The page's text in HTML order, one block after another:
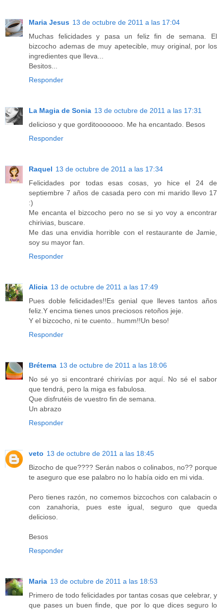
Maria Jesus 13 de octubre de 2011 a las 17:04
Muchas felicidades y pasa un feliz fin de semana. El
bizcocho ademas de muy apetecible, muy original, por los
ingredientes que lleva...
Besitos...
Responder
La Magia de Sonia 13 de octubre de 2011 a las 17:31
delicioso y que gorditooooooo. Me ha encantado. Besos
Responder
Raquel 13 de octubre de 2011 a las 17:34
Felicidades por todas esas cosas, yo hice el 24 de
septiembre 7 años de casada pero con mi marido llevo 17
:)
Me encanta el bizcocho pero no se si yo voy a encontrar
chirivias, buscare.
Me das una envidia horrible con el restaurante de Jamie,
soy su mayor fan.
Responder
Alicia 13 de octubre de 2011 a las 17:49
Pues doble felicidades!!Es genial que lleves tantos años
feliz.Y encima tienes unos preciosos retoños jeje.
Y el bizcocho, ni te cuento.. humm!!Un beso!
Responder
Brétema 13 de octubre de 2011 a las 18:06
No sé yo si encontraré chirivías por aquí. No sé el sabor
que tendrá, pero la miga es fabulosa.
Que disfrutéis de vuestro fin de semana.
Un abrazo
Responder
veto 13 de octubre de 2011 a las 18:45
Bizocho de que???? Serán nabos o colinabos, no?? porque
te aseguro que ese palabro no lo había oido en mi vida.
Pero tienes razón, no comemos bizcochos con calabacin o
con zanahoria, pues este igual, seguro que queda
delicioso.
Besos
Responder
Maria 13 de octubre de 2011 a las 18:53
Primero de todo felicidades por tantas cosas que celebrar, y
que pases un buen finde, que por lo que dices seguro lo